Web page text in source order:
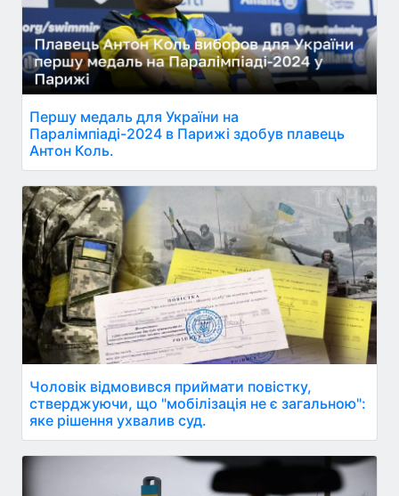
Першу медаль для України на
Паралімпіаді-2024 в Парижі здобув плавець
Антон Коль.
Чоловік відмовився приймати повістку,
стверджуючи, що "мобілізація не є загальною":
яке рішення ухвалив суд.